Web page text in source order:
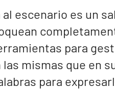
al escenario es un
para
mismas que en
para